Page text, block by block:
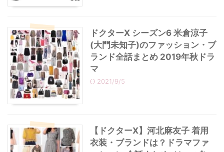
ドクターX シーズン6 米倉涼子
(大門未知子)のファッション・ブ
ランド全話まとめ 2019年秋ドラ
マ
2021/9/5
【ドクターX】河北麻友子 着用
衣装・ブランドは？ドラマファ